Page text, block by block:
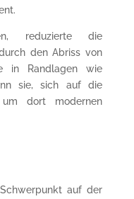
reduzierte die
den Abriss von
in Randlagen wie
sie, sich auf die
um dort modernen
auf der